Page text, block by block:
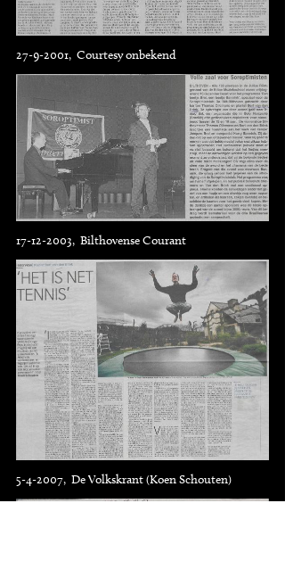
27-9-2001, Courtesy onbekend
17-12-2003, Bilthovense Courant
5-4-2007, De Volkskrant (Koen Schouten)